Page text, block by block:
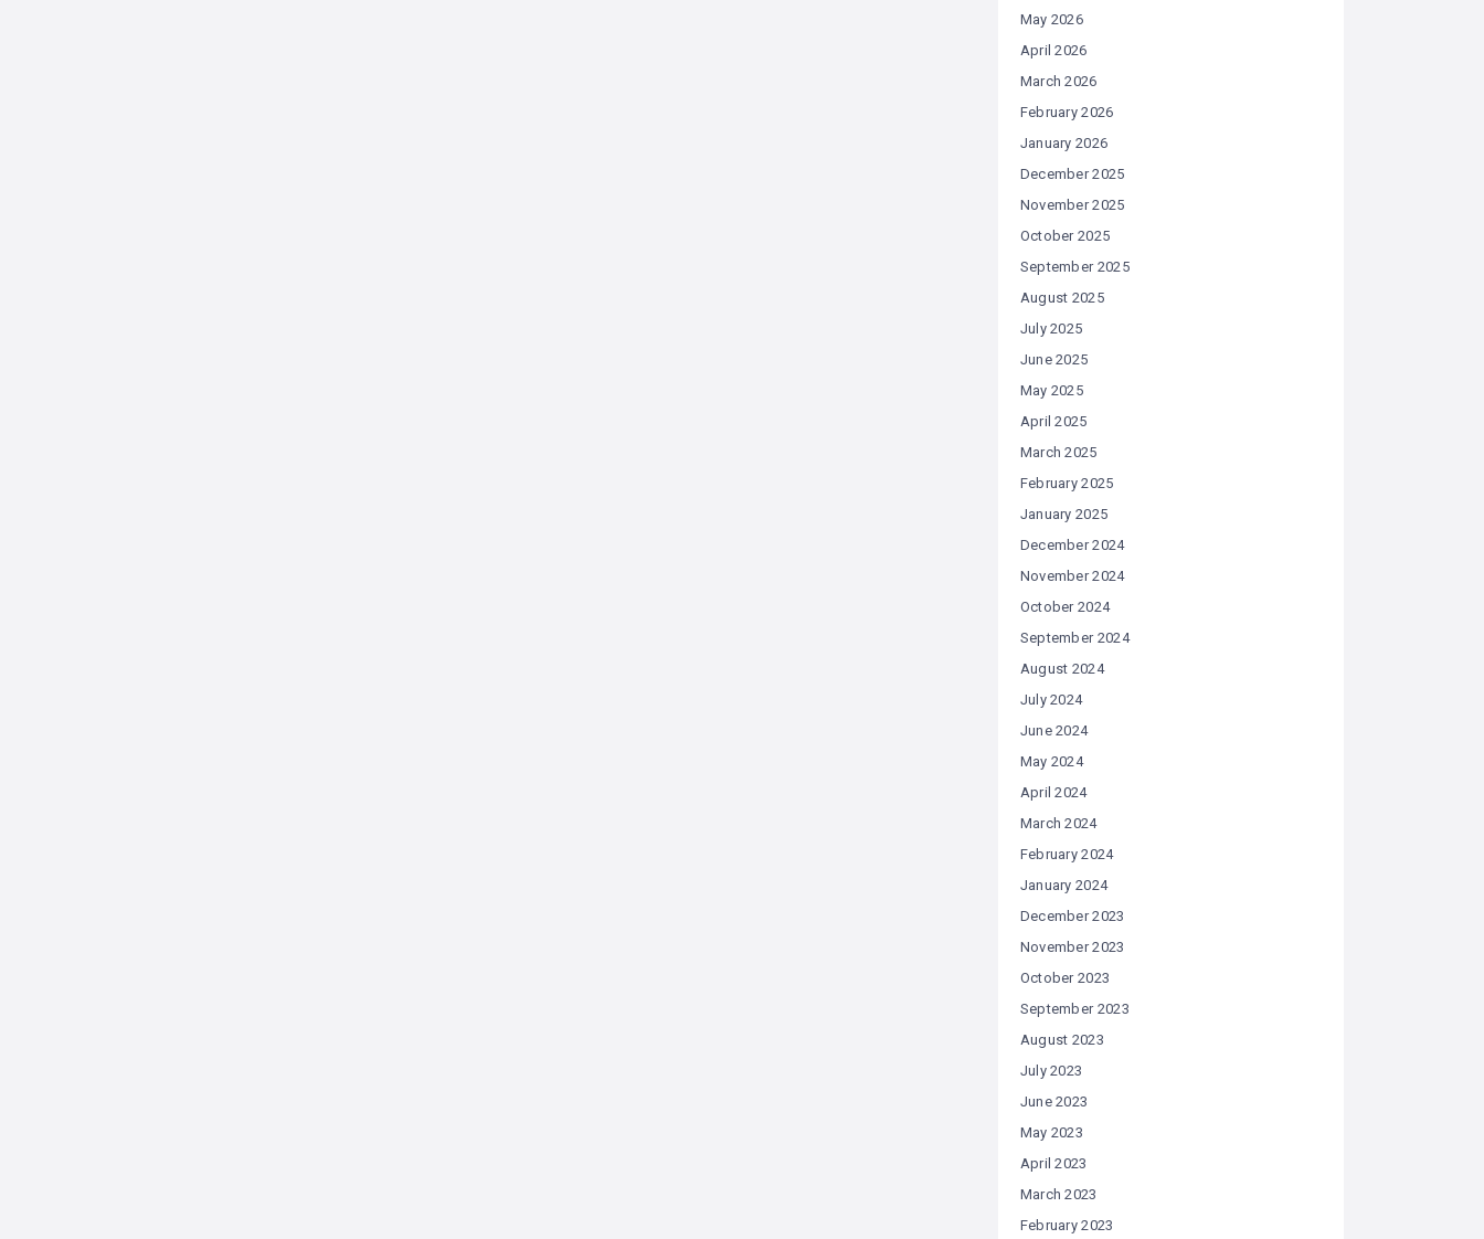
May 2026
April 2026
March 2026
February 2026
January 2026
December 2025
November 2025
October 2025
September 2025
August 2025
July 2025
June 2025
May 2025
April 2025
March 2025
February 2025
January 2025
December 2024
November 2024
October 2024
September 2024
August 2024
July 2024
June 2024
May 2024
April 2024
March 2024
February 2024
January 2024
December 2023
November 2023
October 2023
September 2023
August 2023
July 2023
June 2023
May 2023
April 2023
March 2023
February 2023